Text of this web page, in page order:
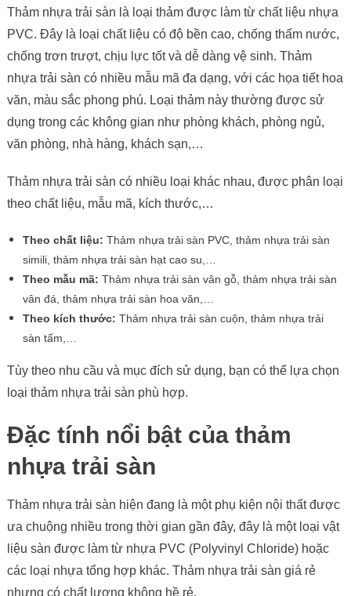
Thảm nhựa trải sàn là loại thảm được làm từ chất liệu nhựa
PVC. Đây là loại chất liệu có độ bền cao, chống thấm nước,
chống trơn trượt, chịu lực tốt và dễ dàng vệ sinh. Thảm
nhựa trải sàn có nhiều mẫu mã đa dạng, với các họa tiết hoa
văn, màu sắc phong phú. Loại thảm này thường được sử
dụng trong các không gian như phòng khách, phòng ngủ,
văn phòng, nhà hàng, khách sạn,…
Thảm nhựa trải sàn có nhiều loại khác nhau, được phân loại
theo chất liệu, mẫu mã, kích thước,…
Theo chất liệu: Thảm nhựa trải sàn PVC, thảm nhựa trải sàn
simili, thảm nhựa trải sàn hạt cao su,…
Theo mẫu mã: Thảm nhựa trải sàn vân gỗ, thảm nhựa trải sàn
vân đá, thảm nhựa trải sàn hoa văn,…
Theo kích thước: Thảm nhựa trải sàn cuộn, thảm nhựa trải
sàn tấm,…
Tùy theo nhu cầu và mục đích sử dụng, bạn có thể lựa chọn
loại thảm nhựa trải sàn phù hợp.
Đặc tính nổi bật của thảm
nhựa trải sàn
Thảm nhựa trải sàn hiện đang là một phụ kiện nội thất được
ưa chuộng nhiều trong thời gian gần đây, đây là một loại vật
liệu sàn được làm từ nhựa PVC (Polyvinyl Chloride) hoặc
các loại nhựa tổng hợp khác. Thảm nhựa trải sàn giá rẻ
nhưng có chất lượng không hề rẻ.